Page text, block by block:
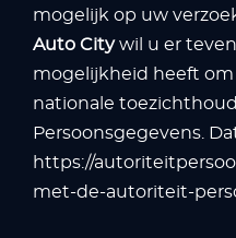
mogelijk op uw
Auto Citywil u er
mogelijkheid heeft
nationale
Persoonsgegevens.
https://
met-de-autoriteit-